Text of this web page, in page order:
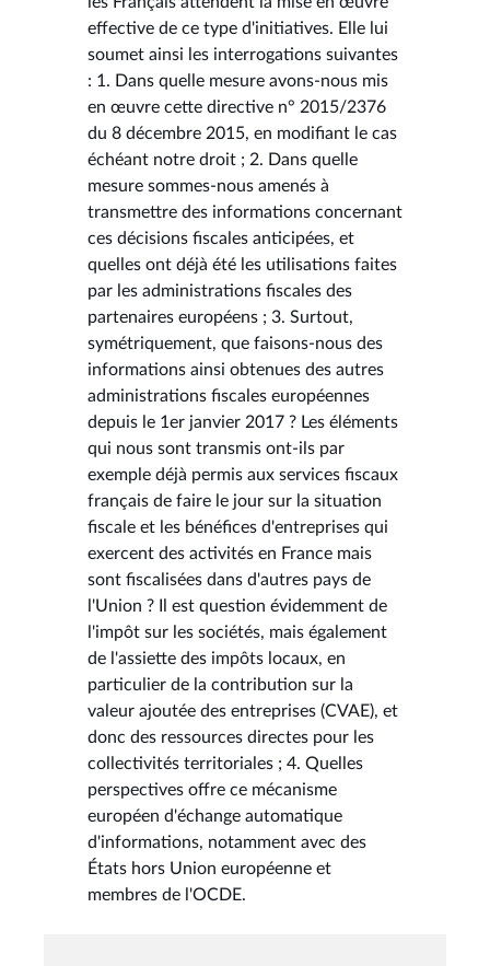
effective de ce type d'initiatives. Elle lui
soumet ainsi les interrogations suivantes
: 1. Dans quelle mesure avons-nous mis
en œuvre cette directive n° 2015/2376
du 8 décembre 2015, en modifiant le cas
échéant notre droit ; 2. Dans quelle
mesure sommes-nous amenés à
transmettre des informations concernant
ces décisions fiscales anticipées, et
quelles ont déjà été les utilisations faites
par les administrations fiscales des
partenaires européens ; 3. Surtout,
symétriquement, que faisons-nous des
informations ainsi obtenues des autres
administrations fiscales européennes
depuis le 1er janvier 2017 ? Les éléments
qui nous sont transmis ont-ils par
exemple déjà permis aux services fiscaux
français de faire le jour sur la situation
fiscale et les bénéfices d'entreprises qui
exercent des activités en France mais
sont fiscalisées dans d'autres pays de
l'Union ? Il est question évidemment de
l'impôt sur les sociétés, mais également
de l'assiette des impôts locaux, en
particulier de la contribution sur la
valeur ajoutée des entreprises (CVAE), et
donc des ressources directes pour les
collectivités territoriales ; 4. Quelles
perspectives offre ce mécanisme
européen d'échange automatique
d'informations, notamment avec des
États hors Union européenne et
membres de l'OCDE.